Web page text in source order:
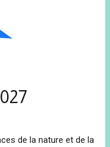
de la nature et de la